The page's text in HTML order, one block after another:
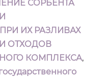
СОРБЕНТА
ИХ РАЗЛИВАХ
ОТХОДОВ
КОМПЛЕКСА,